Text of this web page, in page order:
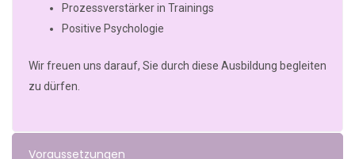
Prozessverstärker in Trainings
Positive Psychologie
Wir freuen uns darauf, Sie durch diese Ausbildung begleiten
zu dürfen.
Voraussetzungen